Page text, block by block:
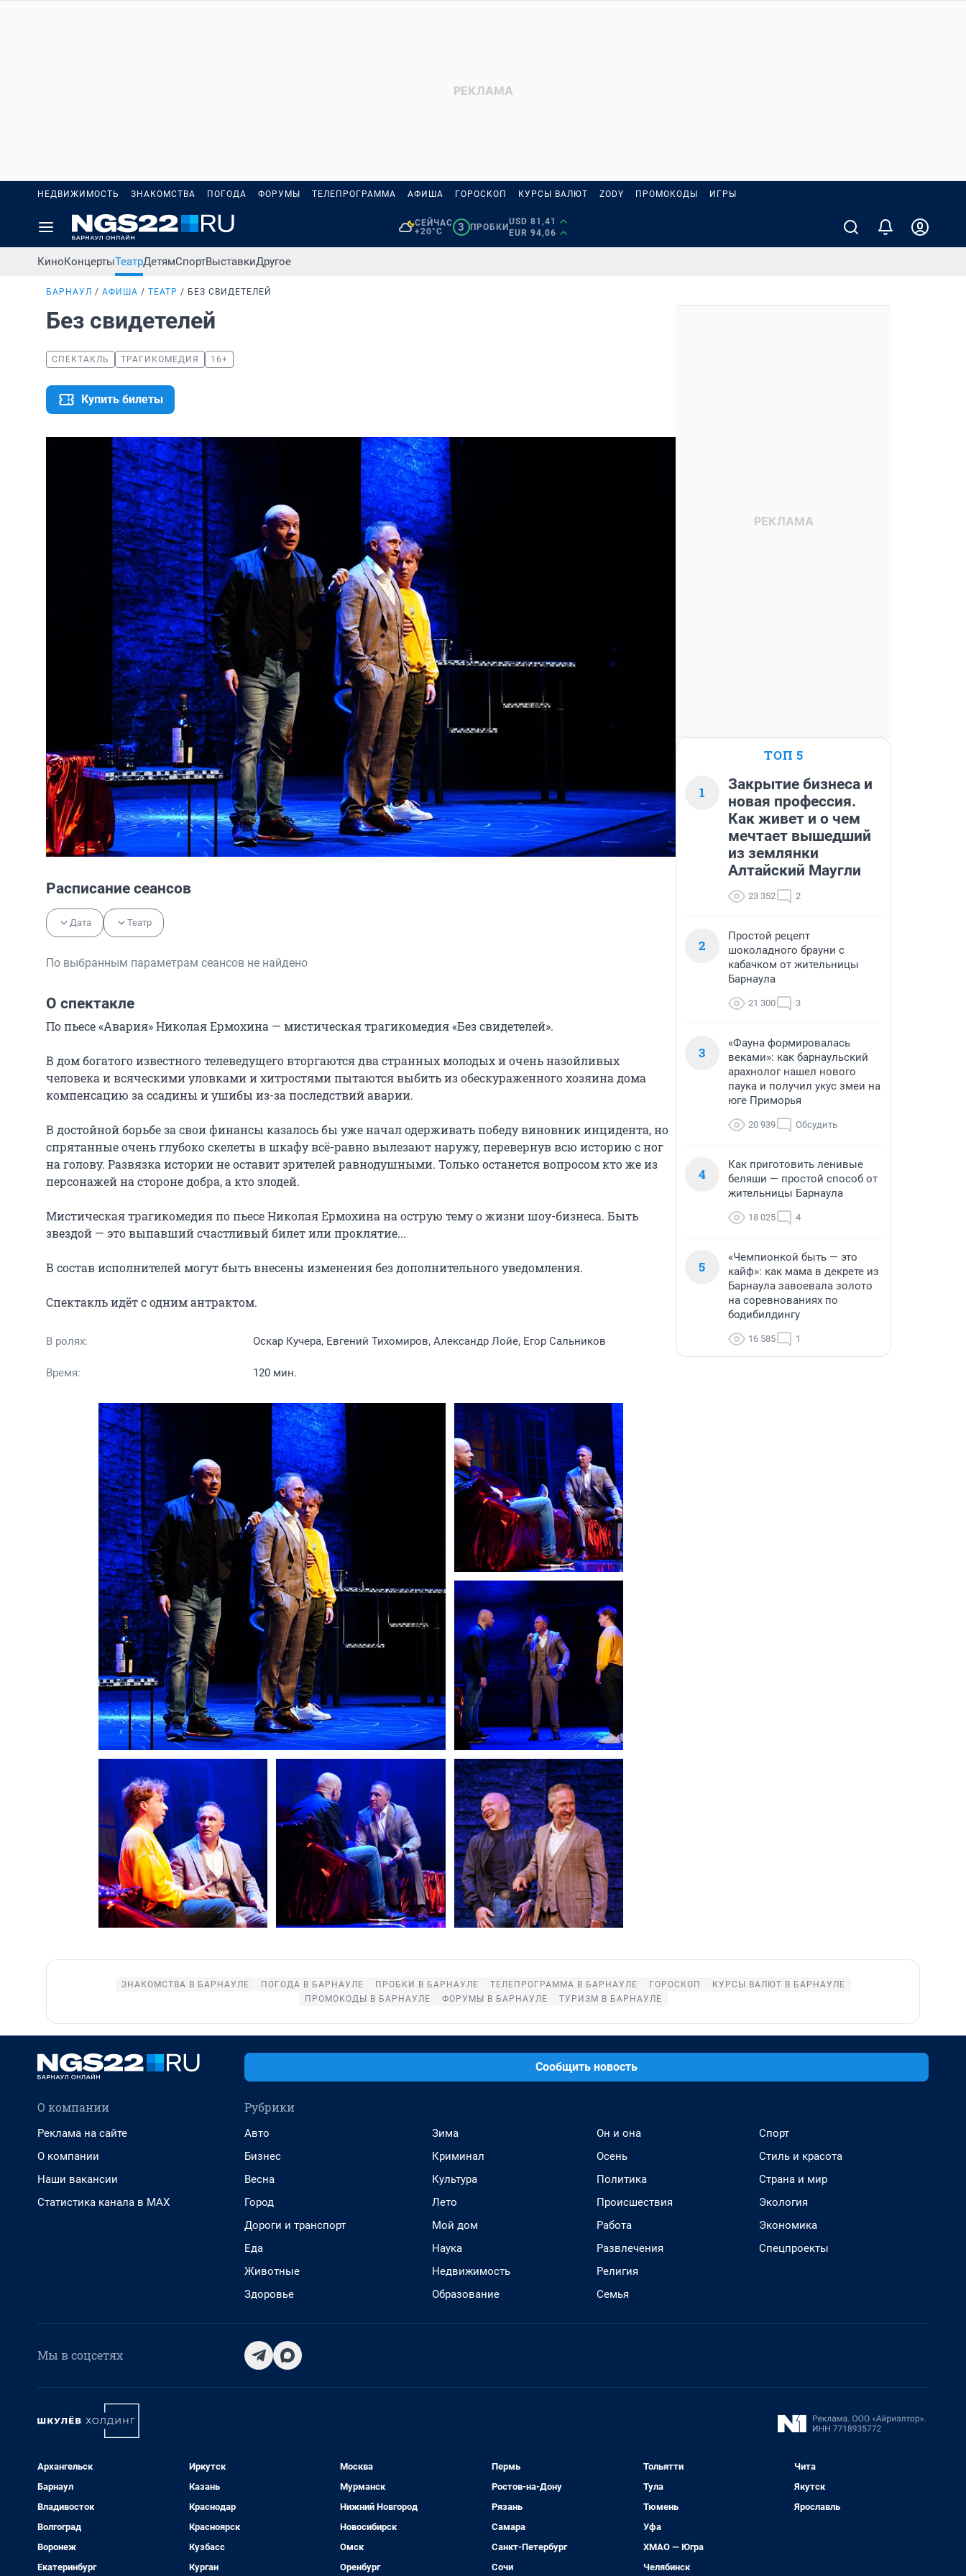
НЕДВИЖИМОСТЬ ЗНАКОМСТВА ПОГОДА ФОРУМЫ ТЕЛЕПРОГРАММА АФИША ГОРОСКОП КУРСЫ ВАЛЮТ ZODY ПРОМОКОДЫ ИГРЫ
СЕЙЧАС
+20°C
3 ПРОБКИ
USD 81,41
EUR 94,06
КиноКонцертыТеатрДетямСпортВыставкиДругое
БАРНАУЛ АФИША ТЕАТР БЕЗ СВИДЕТЕЛЕЙ
Без свидетелей
СПЕКТАКЛЬ ТРАГИКОМЕДИЯ 16+
Купить билеты
Расписание сеансов
Дата Театр
По выбранным параметрам сеансов не найдено
О спектакле
По пьесе «Авария» Николая Ермохина — мистическая трагикомедия «Без свидетелей».
В дом богатого известного телеведущего вторгаются два странных молодых и очень назойливых
человека и всяческими уловками и хитростями пытаются выбить из обескураженного хозяина дома
компенсацию за ссадины и ушибы из-за последствий аварии.
В достойной борьбе за свои финансы казалось бы уже начал одерживать победу виновник инцидента, но
спрятанные очень глубоко скелеты в шкафу всё-равно вылезают наружу, перевернув всю историю с ног
на голову. Развязка истории не оставит зрителей равнодушными. Только останется вопросом кто же из
персонажей на стороне добра, а кто злодей.
Мистическая трагикомедия по пьесе Николая Ермохина на острую тему о жизни шоу-бизнеса. Быть
звездой — это выпавший счастливый билет или проклятие...
В состав исполнителей могут быть внесены изменения без дополнительного уведомления.
Спектакль идёт с одним антрактом.
В ролях: Оскар Кучера, Евгений Тихомиров, Александр Лойе, Егор Сальников
Время: 120 мин.
ТОП 5
1
Закрытие бизнеса и
новая профессия.
Как живет и о чем
мечтает вышедший
из землянки
Алтайский Маугли
23 352 2
2
Простой рецепт
шоколадного брауни с
кабачком от жительницы
Барнаула
21 300 3
3
«Фауна формировалась
веками»: как барнаульский
арахнолог нашел нового
паука и получил укус змеи на
юге Приморья
20 939 Обсудить
4
Как приготовить ленивые
беляши — простой способ от
жительницы Барнаула
18 025 4
5
«Чемпионкой быть — это
кайф»: как мама в декрете из
Барнаула завоевала золото
на соревнованиях по
бодибилдингу
16 585 1
ЗНАКОМСТВА В БАРНАУЛЕ ПОГОДА В БАРНАУЛЕ ПРОБКИ В БАРНАУЛЕ ТЕЛЕПРОГРАММА В БАРНАУЛЕ ГОРОСКОП
КУРСЫ ВАЛЮТ В БАРНАУЛЕ
ПРОМОКОДЫ В БАРНАУЛЕ
ФОРУМЫ В БАРНАУЛЕ ТУРИЗМ В БАРНАУЛЕ
Сообщить новость
О компании
Реклама на сайте
О компании
Наши вакансии
Статистика канала в MAX
Рубрики
Авто
Бизнес
Весна
Город
Дороги и транспорт
Еда
Животные
Здоровье
Зима
Криминал
Культура
Лето
Мой дом
Наука
Недвижимость
Образование
Он и она
Осень
Политика
Происшествия
Работа
Развлечения
Религия
Семья
Спорт
Стиль и красота
Страна и мир
Экология
Экономика
Спецпроекты
Мы в соцсетях
Архангельск
Барнаул
Владивосток
Волгоград
Воронеж
Екатеринбург
Иркутск
Казань
Краснодар
Красноярск
Кузбасс
Курган
Москва
Мурманск
Нижний Новгород
Новосибирск
Омск
Оренбург
Пермь
Ростов-на-Дону
Рязань
Самара
Санкт-Петербург
Сочи
Тольятти
Тула
Тюмень
Уфа
ХМАО — Югра
Челябинск
Чита
Якутск
Ярославль